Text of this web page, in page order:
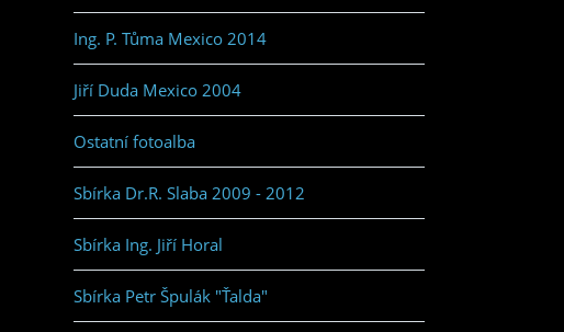
Ing. P. Tůma Mexico 2014
Jiří Duda Mexico 2004
Ostatní fotoalba
Sbírka Dr.R. Slaba 2009 - 2012
Sbírka Ing. Jiří Horal
Sbírka Petr Špulák "Ťalda"